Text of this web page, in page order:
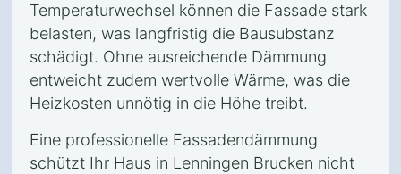
Temperaturwechsel können die Fassade stark
belasten, was langfristig die Bausubstanz
schädigt. Ohne ausreichende Dämmung
entweicht zudem wertvolle Wärme, was die
Heizkosten unnötig in die Höhe treibt.
Eine professionelle Fassadendämmung
schützt Ihr Haus in Lenningen Brucken nicht